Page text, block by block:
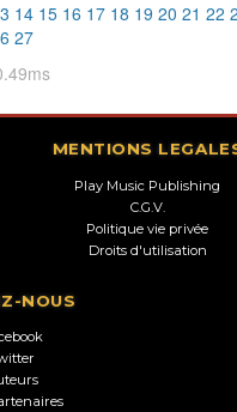
14 15 16 17 18 19 20 21 22
27
MENTIONS
Play Music Publishing
C.G.V.
Politique vie privée
Droits d'utilisation
NOUS